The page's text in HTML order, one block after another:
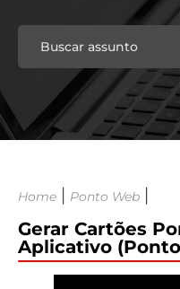
Home Ponto Web
Gerar Cartões
Aplicativo